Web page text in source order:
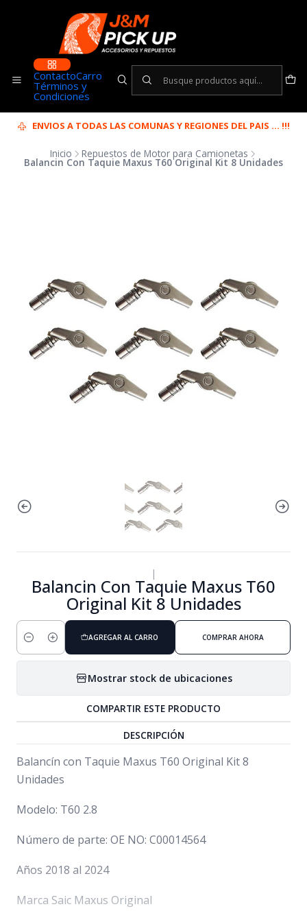
ContactoCarro
Términos y
Condiciones
ENVIOS A TODAS LAS COMUNAS Y REGIONES DEL PAIS ... !!!
Inicio Repuestos de Motor para Camionetas
Balancin Con Taquie Maxus T60 Original Kit 8 Unidades
|
Balancin Con Taquie Maxus T60
Original Kit 8 Unidades
Cantidad
AGREGAR AL CARRO COMPRAR AHORA
Mostrar stock de ubicaciones
COMPARTIR ESTE PRODUCTO
DESCRIPCIÓN
Balancín con Taquie Maxus T60 Original Kit 8
Unidades
Modelo: T60 2.8
Número de parte: OE NO: C00014564
Años 2018 al 2024
Marca Saic Maxus Original